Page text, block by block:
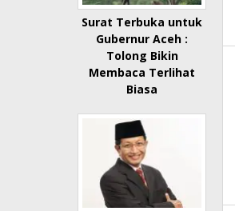
Surat Terbuka untuk
Gubernur Aceh :
Tolong Bikin
Membaca Terlihat
Biasa